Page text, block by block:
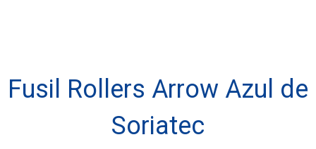
Fusil Rollers Arrow Azul de
Soriatec